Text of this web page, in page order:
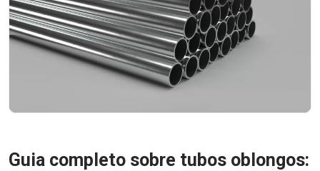
Guia completo sobre tubos oblongos: